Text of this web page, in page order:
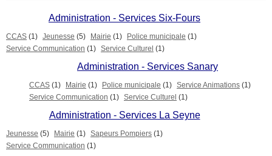
Administration - Services Six-Fours
CCAS (1) Jeunesse (5) Mairie (1) Police municipale (1)
Service Communication (1) Service Culturel (1)
Administration - Services Sanary
CCAS (1) Mairie (1) Police municipale (1) Service Animations (1)
Service Communication (1) Service Culturel (1)
Administration - Services La Seyne
Jeunesse (5) Mairie (1) Sapeurs Pompiers (1)
Service Communication (1)